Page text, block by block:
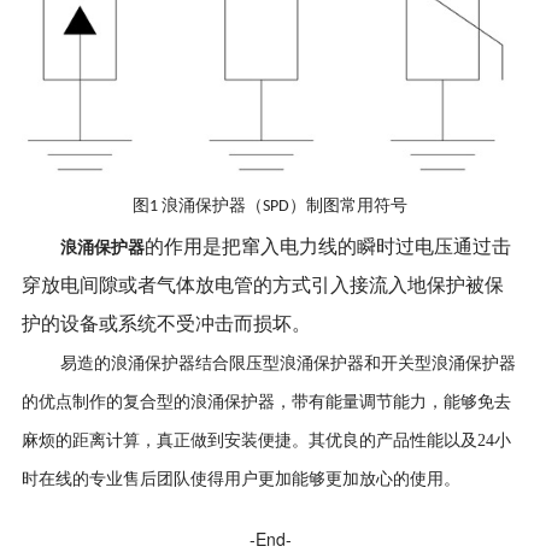
图 1 浪涌保护器（SPD）制图常用符号
浪涌保护器的作用是把窜入电力线的瞬时过电压通过击
穿放电间隙或者气体放电管的方式引入接流入地保护被保
护的设备或系统不受冲击而损坏。
易造的浪涌保护器结合限压型浪涌保护器和开关型浪涌保护器
的优点制作的复合型的浪涌保护器，带有能量调节能力，能够免去
麻烦的距离计算，真正做到安装便捷。其优良的产品性能以及24小
时在线的专业售后团队使得用户更加能够更加放心的使用。
-End-